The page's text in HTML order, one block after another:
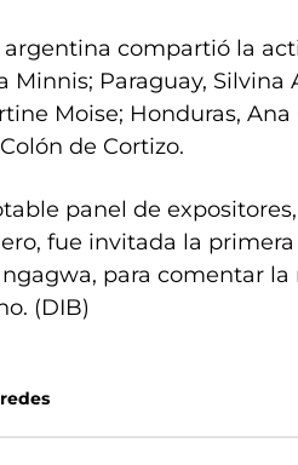
compartió la
Minnis; Paraguay,
Moise; Honduras,
de Cortizo.
panel de
fue invitada la
para comentar la
(DIB)